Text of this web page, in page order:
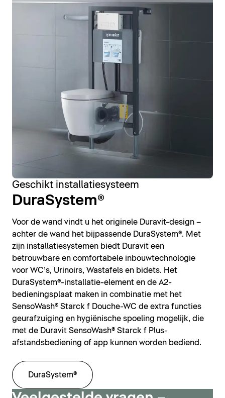
Geschikt installatiesysteem
DuraSystem®
Voor de wand vindt u het originele Duravit-design –
achter de wand het bijpassende DuraSystem®. Met
zijn installatiesystemen biedt Duravit een
betrouwbare en comfortabele inbouwtechnologie
voor WC’s, Urinoirs, Wastafels en bidets. Het
DuraSystem®-installatie-element en de A2-
bedieningsplaat maken in combinatie met het
SensoWash® Starck f Douche-WC de extra functies
geurafzuiging en hygiënische spoeling mogelijk, die
met de Duravit SensoWash® Starck f Plus-
afstandsbediening of app kunnen worden bediend.
DuraSystem®